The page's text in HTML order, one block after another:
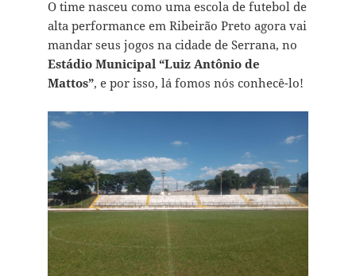
O time nasceu como uma escola de futebol de
alta performance em Ribeirão Preto agora vai
mandar seus jogos na cidade de Serrana, no
Estádio Municipal “Luiz Antônio de
Mattos”, e por isso, lá fomos nós conhecê-lo!